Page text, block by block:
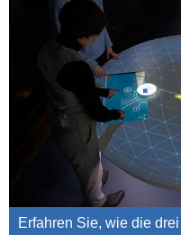
Erfahren Sie, wie die